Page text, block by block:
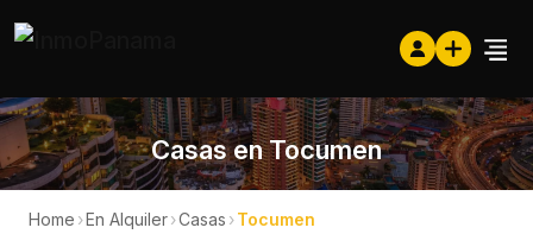
Casas en Tocumen
Home ›En Alquiler›Casas ›Tocumen